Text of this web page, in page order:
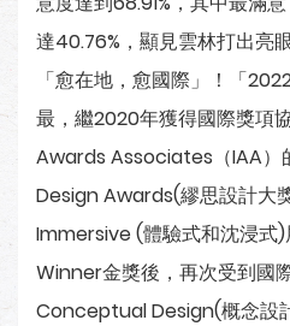
達40.76%，顯見雲林打出亮
「愈在地，愈國際」！「
最，繼2020年獲得國際獎項
Awards Associates（IAA）
Design Awards(繆思設計大
Immersive (體驗式和沈浸式
Winner金獎後，再次受到國
Conceptual Design(概念設